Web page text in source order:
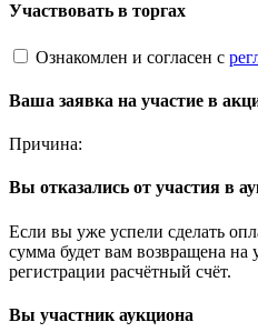
Участвовать в торгах
Ознакомлен и согласен с
Ваша заявка на участие в
Причина:
Вы отказались от участия в
Если вы уже успели сделать
сумма будет вам возвращена
регистрации расчётный счёт.
Вы участник аукциона